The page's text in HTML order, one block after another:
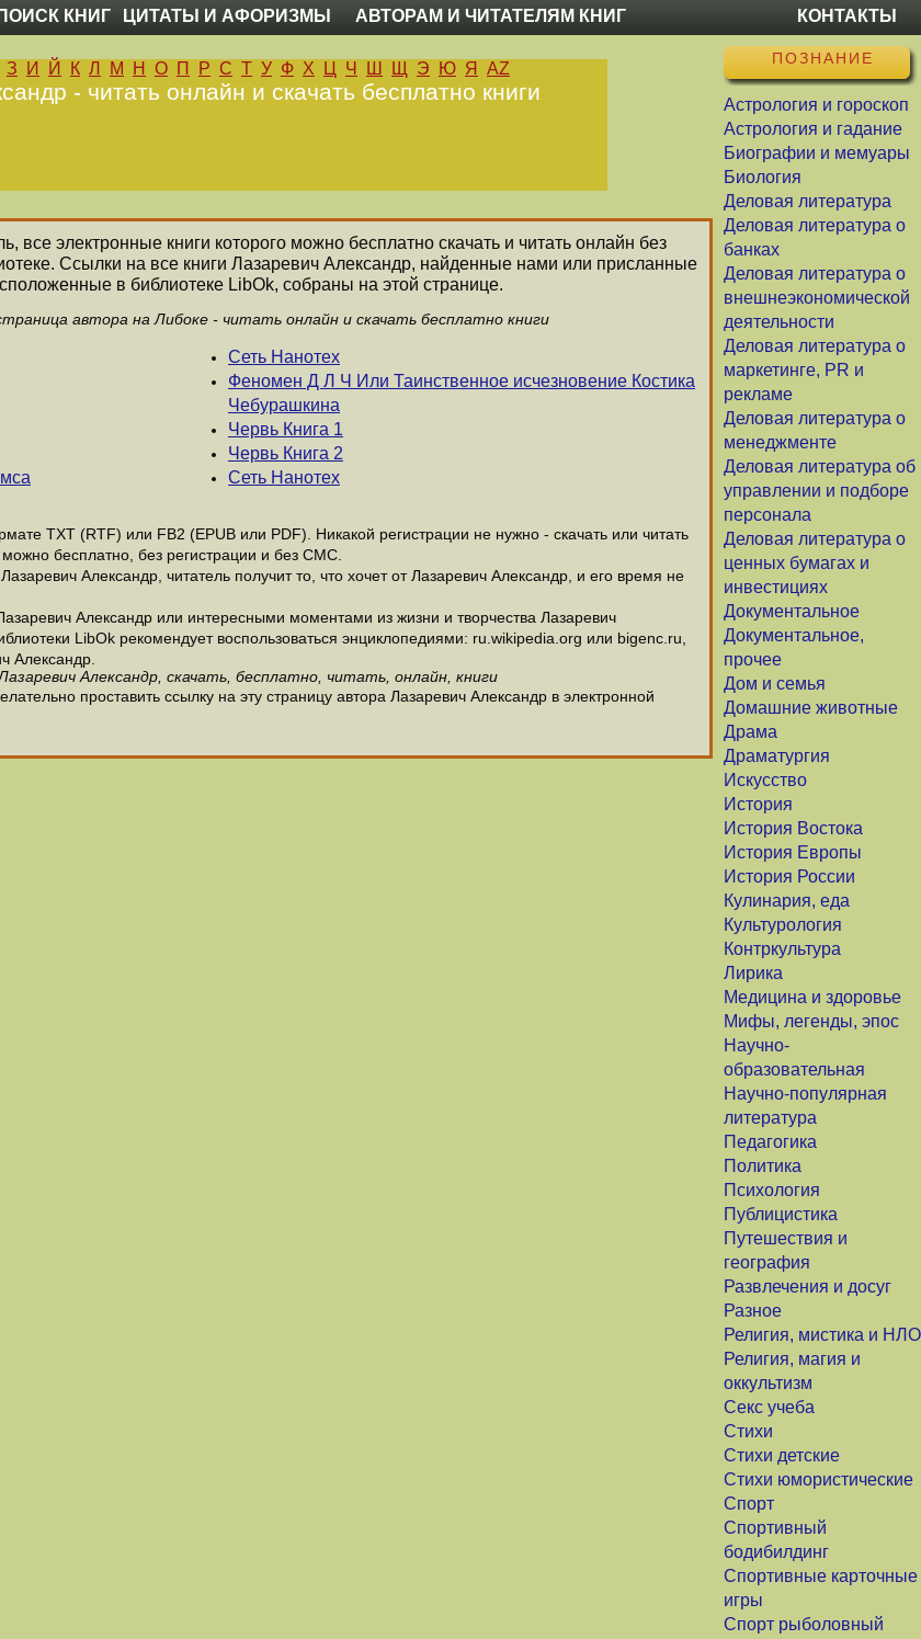
ПОИСК КНИГ ЦИТАТЫ И АФОРИЗМЫ АВТОРАМ И ЧИТАТЕЛЯМ КНИГ КОНТАКТЫ
ПОЗНАНИЕ
Астрология и гороскоп
Астрология и гадание
Биографии и мемуары
Биология
Деловая литература
Деловая литература о
банках
Деловая литература о
внешнеэкономической
деятельности
Деловая литература о
маркетинге, PR и
рекламе
Деловая литература о
менеджменте
Деловая литература об
управлении и подборе
персонала
Деловая литература о
ценных бумагах и
инвестициях
Документальное
Документальное,
прочее
Дом и семья
Домашние животные
Драма
Драматургия
Искусство
История
История Востока
История Европы
История России
Кулинария, еда
Культурология
Контркультура
Лирика
Медицина и здоровье
Мифы, легенды, эпос
Научно-
образовательная
Научно-популярная
литература
Педагогика
Политика
Психология
Публицистика
Путешествия и
география
Развлечения и досуг
Разное
Религия, мистика и НЛО
Религия, магия и
оккультизм
Секс учеба
Стихи
Стихи детские
Стихи юмористические
Спорт
Спортивный
бодибилдинг
Спортивные карточные
игры
Спорт рыболовный
З И Й К Л М Н О П Р С Т У Ф Х Ц Ч Ш Щ Э Ю Я AZ
- читать онлайн и скачать бесплатно книги
все электронные книги которого можно бесплатно скачать и читать онлайн без
Ссылки на все книги Лазаревич Александр, найденные нами или присланные
в библиотеке LibOk, собраны на этой странице.
автора на Либоке - читать онлайн и скачать бесплатно книги
Сеть Нанотех
Феномен Д Л Ч Или Таинственное исчезновение Костика
Чебурашкина
Червь Книга 1
Червь Книга 2
Сеть Нанотех
ТХТ (RTF) или FB2 (EPUB или PDF). Никакой регистрации не нужно - скачать или читать
бесплатно, без регистрации и без СМС.
Александр, читатель получит то, что хочет от Лазаревич Александр, и его время не
Александр или интересными моментами из жизни и творчества Лазаревич
LibOk рекомендует воспользоваться энциклопедиями: ru.wikipedia.org или bigenc.ru,
Александр.
Александр, скачать, бесплатно, читать, онлайн, книги
проставить ссылку на эту страницу автора Лазаревич Александр в электронной